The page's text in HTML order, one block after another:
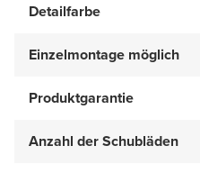
Detailfarbe
Einzelmontage möglich
Produktgarantie
Anzahl der Schubläden